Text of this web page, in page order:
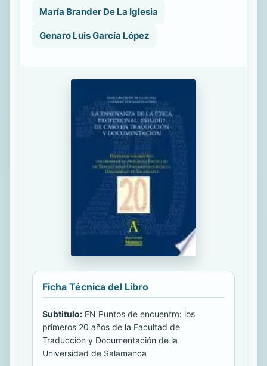
María Brander De La Iglesia
Genaro Luis García López
Ficha Técnica del Libro
Subtitulo: EN Puntos de encuentro: los
primeros 20 años de la Facultad de
Traducción y Documentación de la
Universidad de Salamanca